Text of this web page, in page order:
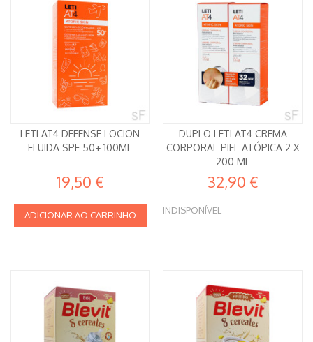
LETI AT4 DEFENSE LOCION
FLUIDA SPF 50+ 100ML
19,50 €
ADICIONAR AO CARRINHO
DUPLO LETI AT4 CREMA
CORPORAL PIEL ATÓPICA 2 X
200 ML
32,90 €
INDISPONÍVEL